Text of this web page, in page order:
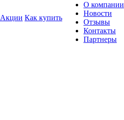
Акции Как купить
О компании
Новости
Отзывы
Контакты
Партнеры